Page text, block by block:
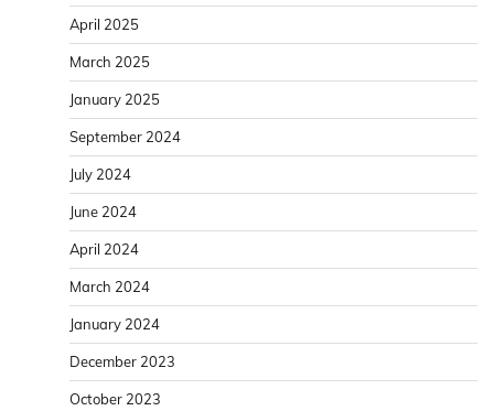
April 2025
March 2025
January 2025
September 2024
July 2024
June 2024
April 2024
March 2024
January 2024
December 2023
October 2023